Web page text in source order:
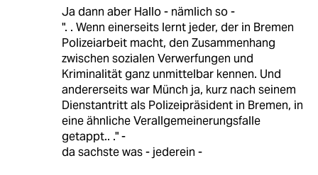
Ja dann aber Hallo - nämlich so -
". . Wenn einerseits lernt jeder, der in Bremen
Polizeiarbeit macht, den Zusammenhang
zwischen sozialen Verwerfungen und
Kriminalität ganz unmittelbar kennen. Und
andererseits war Münch ja, kurz nach seinem
Dienstantritt als Polizeipräsident in Bremen, in
eine ähnliche Verallgemeinerungsfalle
getappt.. ." -
da sachste was - jederein -